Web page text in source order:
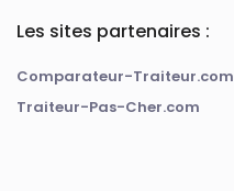
Les sites partenaires :
Comparateur-Traiteur.com
Traiteur-Pas-Cher.com